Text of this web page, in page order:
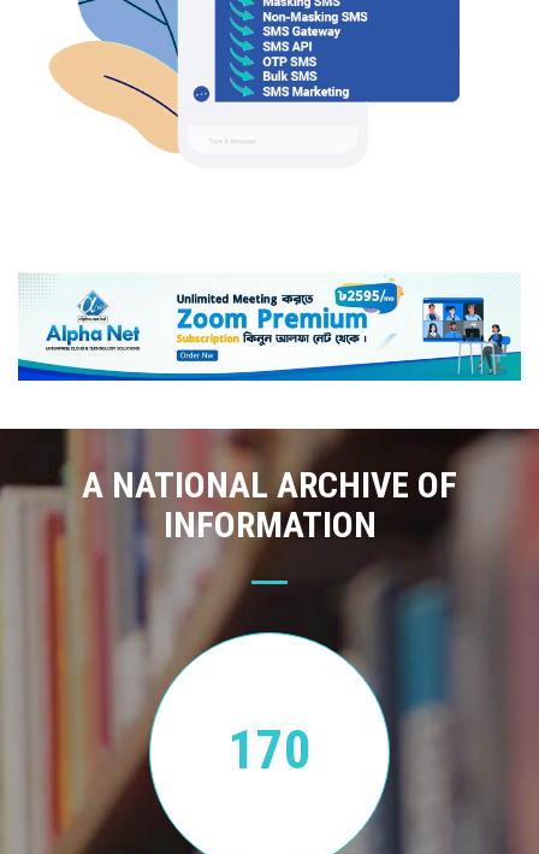
A NATIONAL ARCHIVE OF
INFORMATION
170